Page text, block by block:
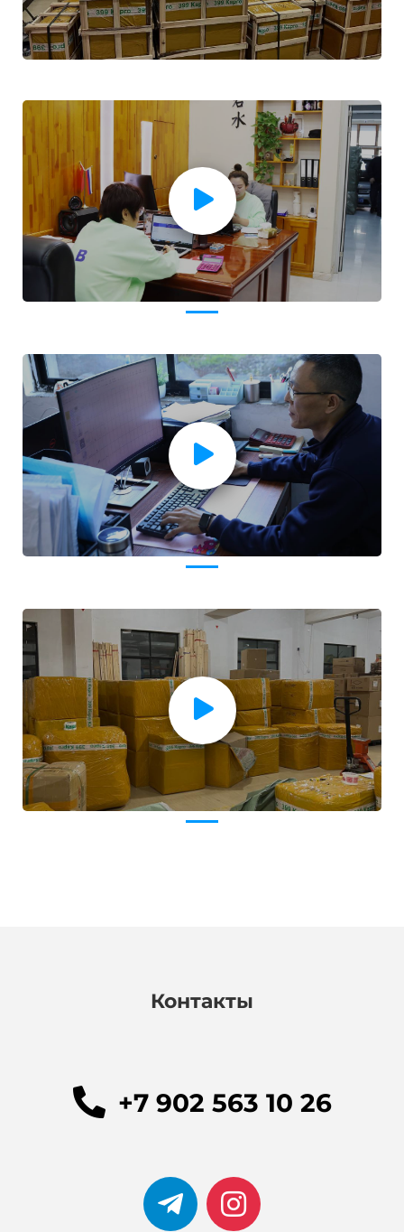
Контакты
+7 902 563 10 26